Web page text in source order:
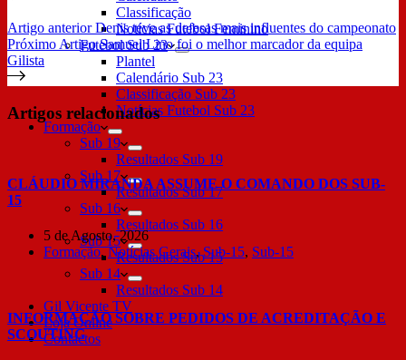
Classificação
Notícias Futebol Feminino
Futebol Sub 23
Plantel
Calendário Sub 23
Classificação Sub 23
Notícias Futebol Sub 23
Formação
Sub 19
Resultados Sub 19
Sub 17
Resultados Sub 17
Sub 16
Resultados Sub 16
Sub 15
Resultados Sub 15
Sub 14
Resultados Sub 14
Gil Vicente TV
Loja Online
Contactos
Artigo anteriorDenis teve as defesas mais influentes do campeonato
Próximo Artigo Samuel Lino foi o melhor marcador da equipa
Gilista
Artigos relacionados
CLÁUDIO MIRANDA ASSUME O COMANDO DOS SUB-
15
5 de Agosto, 2026
Formação,Notícias Gerais,Sub-15, Sub-15
INFORMAÇÃO SOBRE PEDIDOS DE ACREDITAÇÃO E
SCOUTING